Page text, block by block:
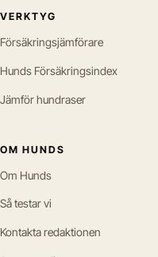
VERKTYG
Försäkringsjämförare
Hunds Försäkringsindex
Jämför hundraser
OM HUNDS
Om Hunds
Så testar vi
Kontakta redaktionen